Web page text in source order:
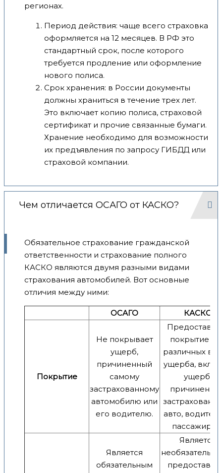
регионах.
Период действия: чаще всего страховка
оформляется на 12 месяцев. В РФ это
стандартный срок, после которого
требуется продление или оформление
нового полиса.
Срок хранения: в России документы
должны храниться в течение трех лет.
Это включает копию полиса, страховой
сертификат и прочие связанные бумаги.
Хранение необходимо для возможности
их предъявления по запросу ГИБДД или
страховой компании.
Чем отличается ОСАГО от КАСКО?
Обязательное страхование гражданской
ответственности и страхование полного
КАСКО являются двумя разными видами
страхования автомобилей. Вот основные
отличия между ними:
ОСАГО КАСКО
Покрытие
Не покрывает
ущерб,
причиненный
самому
застрахованному
автомобилю или
его водителю.
покрытие
различных
ущерба,
ущерб,
авто,
Является
обязательным
Является